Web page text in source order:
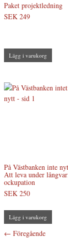
Paket projektledning
SEK 249
Lägg i varukorg
På Västbanken inte
Att leva under
ockupation
SEK 250
Lägg i varukorg
← Föregående